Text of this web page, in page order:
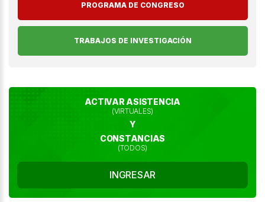
PROGRAMA DE CONGRESO
TRABAJOS DE INVESTIGACIÓN
ACTIVAR ASISTENCIA
(VIRTUALES)
Y
CONSTANCIAS
(TODOS)
INGRESAR